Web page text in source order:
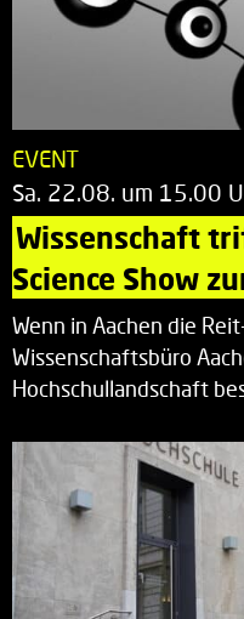
EVENT
Sa. 22.08. um 15.00
Wissenschaft
Science Show
Wenn in Aachen die
Wissenschaftsbüro
Hochschullandschaft